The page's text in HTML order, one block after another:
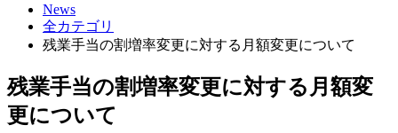
News
全カテゴリ
残業手当の割増率変更に対する月額変更について
残業手当の割増率変更に対する月額変
更について